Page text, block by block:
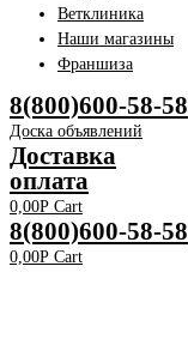
Ветклиника
Наши магазины
Франшиза
8(800)600-58-58
Доска объявлений
Доставка
оплата
0,00Р Cart
8(800)600-58-58
0,00Р Cart